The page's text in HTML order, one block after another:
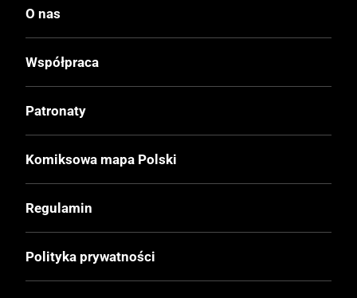
O nas
Współpraca
Patronaty
Komiksowa mapa Polski
Regulamin
Polityka prywatności